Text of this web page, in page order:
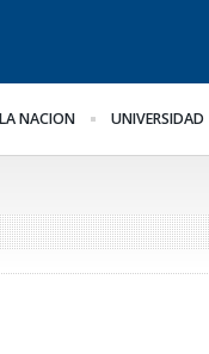
NACION UNIVERSIDAD
de